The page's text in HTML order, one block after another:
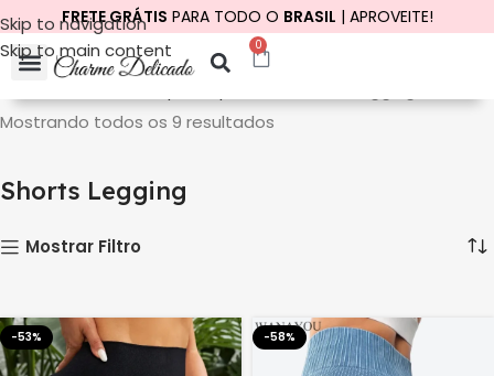
Skip to navigation
Skip to main content
FRETE GRÁTIS PARA TODO O BRASIL | APROVEITE!
0
Mostrando todos os 9 resultados
Shorts Legging
Mostrar Filtro
-53% -58%